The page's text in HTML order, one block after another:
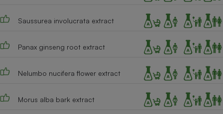
Saussurea involucrata extract
Panax ginseng root extract
Nelumbo nucifera flower extract
Morus alba bark extract